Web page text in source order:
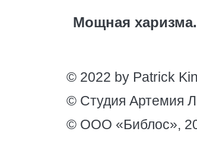
Мощная
© 2022 by Patrick
© Студия Артемия
© ООО «Библос»,